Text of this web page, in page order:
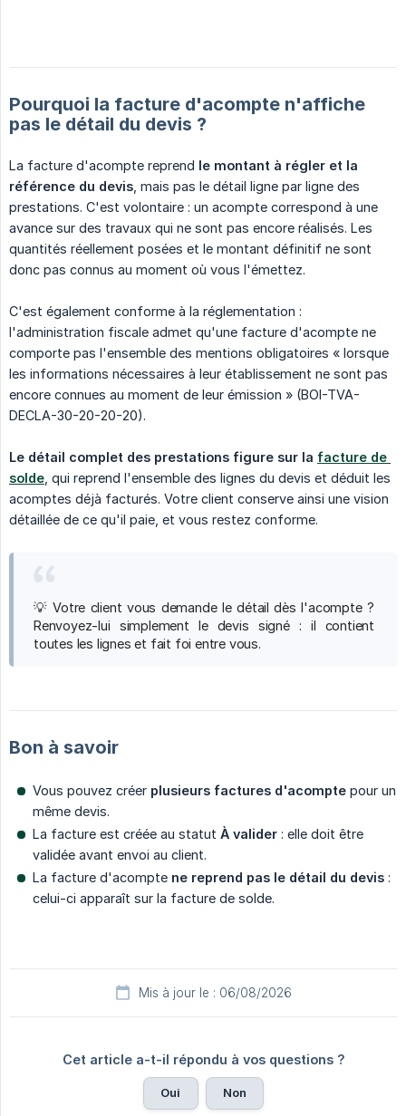
Pourquoi la facture d'acompte n'affiche
pas le détail du devis ?
La facture d'acompte reprend le montant à régler et la
référence du devis , mais pas le détail ligne par ligne des
prestations. C'est volontaire : un acompte correspond à une
avance sur des travaux qui ne sont pas encore réalisés. Les
quantités réellement posées et le montant définitif ne sont
donc pas connus au moment où vous l'émettez.
C'est également conforme à la réglementation :
l'administration fiscale admet qu'une facture d'acompte ne
comporte pas l'ensemble des mentions obligatoires « lorsque
les informations nécessaires à leur établissement ne sont pas
encore connues au moment de leur émission » (BOI-TVA-
DECLA-30-20-20-20).
Le détail complet des prestations figure sur la facture de
solde , qui reprend l'ensemble des lignes du devis et déduit les
acomptes déjà facturés. Votre client conserve ainsi une vision
détaillée de ce qu'il paie, et vous restez conforme.
💡 Votre client vous demande le détail dès l'acompte ?
Renvoyez-lui simplement le devis signé : il contient
toutes les lignes et fait foi entre vous.
Bon à savoir
Vous pouvez créer plusieurs factures d'acompte pour un
même devis.
La facture est créée au statut À valider : elle doit être
validée avant envoi au client.
La facture d'acompte ne reprend pas le détail du devis :
celui-ci apparaît sur la facture de solde.
Mis à jour le : 06/08/2026
Cet article a-t-il répondu à vos questions ?
Oui Non